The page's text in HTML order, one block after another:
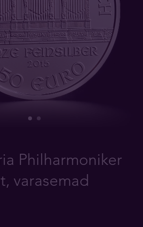
Philharmoniker
varasemad